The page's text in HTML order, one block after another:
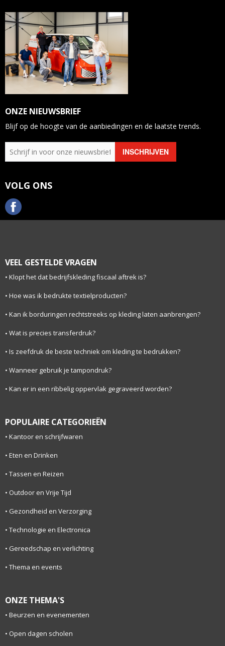
ONZE NIEUWSBRIEF
Blijf op de hoogte van de aanbiedingen en de laatste trends.
VOLG ONS
VEEL GESTELDE VRAGEN
Klopt het dat bedrijfskleding fiscaal aftrek is?
Hoe was ik bedrukte textielproducten?
Kan ik borduringen rechtstreeks op kleding laten aanbrengen?
Wat is precies transferdruk?
Is zeefdruk de beste techniek om kleding te bedrukken?
Wanneer gebruik je tampondruk?
Kan er in een ribbelig oppervlak gegraveerd worden?
POPULAIRE CATEGORIEËN
Kantoor en schrijfwaren
Eten en Drinken
Tassen en Reizen
Outdoor en Vrije Tijd
Gezondheid en Verzorging
Technologie en Electronica
Gereedschap en verlichting
Thema en events
ONZE THEMA'S
Beurzen en evenementen
Open dagen scholen